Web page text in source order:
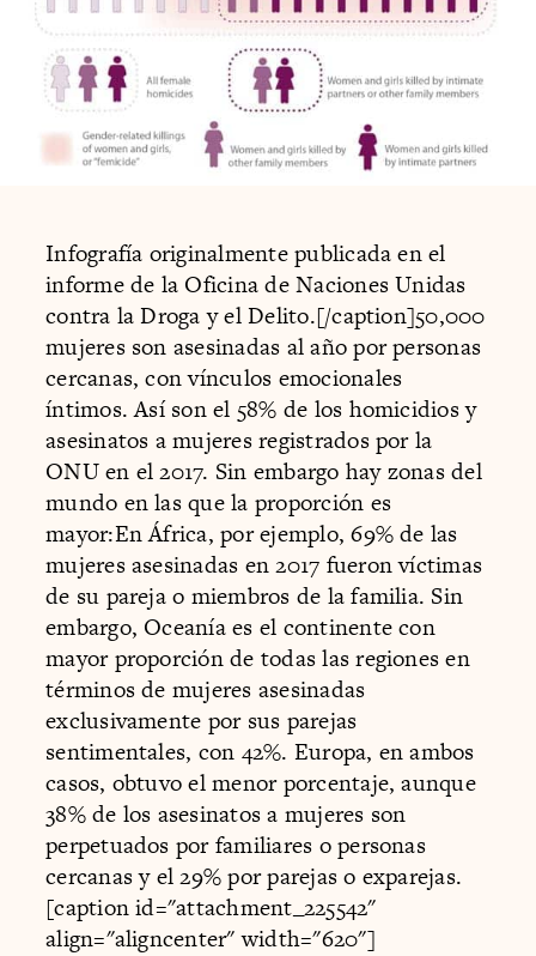
Infografía originalmente publicada en el
informe de la Oficina de Naciones Unidas
contra la Droga y el Delito.[/caption]50,000
mujeres son asesinadas al año por personas
cercanas, con vínculos emocionales
íntimos. Así son el 58% de los homicidios y
asesinatos a mujeres registrados por la
ONU en el 2017. Sin embargo hay zonas del
mundo en las que la proporción es
mayor:En África, por ejemplo, 69% de las
mujeres asesinadas en 2017 fueron víctimas
de su pareja o miembros de la familia. Sin
embargo, Oceanía es el continente con
mayor proporción de todas las regiones en
términos de mujeres asesinadas
exclusivamente por sus parejas
sentimentales, con 42%. Europa, en ambos
casos, obtuvo el menor porcentaje, aunque
38% de los asesinatos a mujeres son
perpetuados por familiares o personas
cercanas y el 29% por parejas o exparejas.
[caption id="attachment_225542"
align="aligncenter" width="620"]